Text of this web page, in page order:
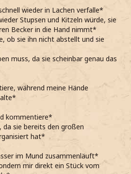
boah... den könnt ich futtern
krümelt...
grinse*
wir uns was Warmes anziehen
und mich schon jetzt darauf
]
wieder in Lachen verfalle*
Stupsen und Kitzeln würde, sie
Becker in die Hand nimmt*
ob sie ihn nicht abstellt und sie
muss, da sie scheinbar genau das
während meine Hände
kommentiere*
sie bereits den großen
hat*
im Mund zusammenläuft*
mir direkt ein Stück vom